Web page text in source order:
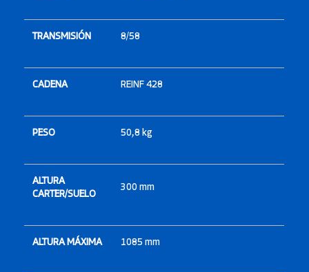
TRANSMISIÓN 8/58
CADENA REINF 428
PESO 50,8 kg
ALTURA
CARTER/SUELO
300 mm
ALTURA MÁXIMA 1085 mm